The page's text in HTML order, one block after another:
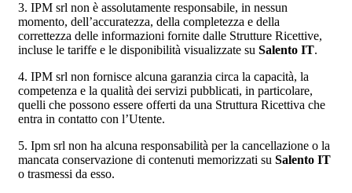
3. IPM srl non è assolutamente responsabile, in nessun
momento, dell’accuratezza, della completezza e della
correttezza delle informazioni fornite dalle Strutture Ricettive,
incluse le tariffe e le disponibilità visualizzate su Salento IT.
4. IPM srl non fornisce alcuna garanzia circa la capacità, la
competenza e la qualità dei servizi pubblicati, in particolare,
quelli che possono essere offerti da una Struttura Ricettiva che
entra in contatto con l’Utente.
5. Ipm srl non ha alcuna responsabilità per la cancellazione o la
mancata conservazione di contenuti memorizzati su Salento IT
o trasmessi da esso.